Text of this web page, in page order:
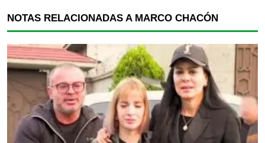
NOTAS RELACIONADAS A MARCO CHACÓN